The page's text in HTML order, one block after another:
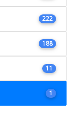
222
188
11
1